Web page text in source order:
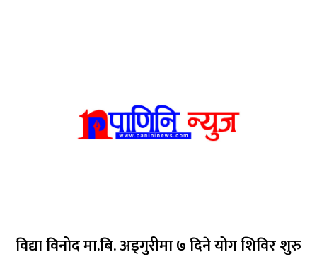
विद्या विनोद मा.बि. अड्गुरीमा ७ दिने योग शिविर शुरु